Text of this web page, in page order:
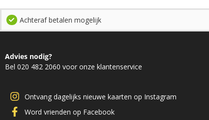
Achteraf betalen mogelijk
Advies nodig?
Bel 020 482 2060 voor onze klantenservice
Ontvang dagelijks nieuwe kaarten op Instagram
Word vrienden op Facebook